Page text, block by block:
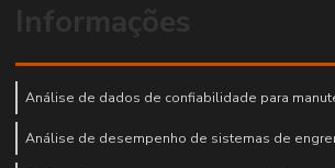
Análise de dados de confiabilidade para
Análise de desempenho de sistemas de